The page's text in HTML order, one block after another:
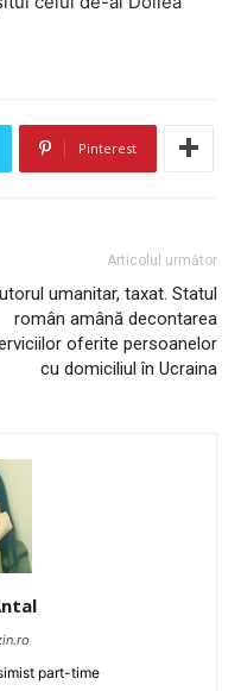
Pinterest
Articolul următor
umanitar, taxat. Statul
român amână decontarea
oferite persoanelor
cu domiciliul în Ucraina
part-time